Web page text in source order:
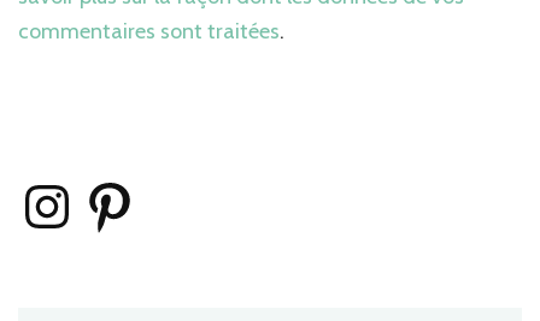
commentaires sont traitées.
InstagramPinterest